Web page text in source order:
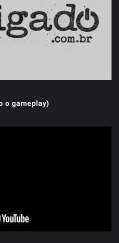
o gameplay)